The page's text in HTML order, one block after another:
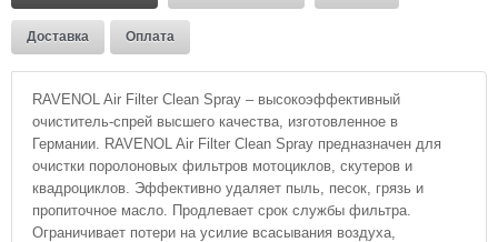
Доставка Оплата
RAVENOL Air Filter Clean Spray – высокоэффективный
очиститель-спрей высшего качества, изготовленное в
Германии. RAVENOL Air Filter Clean Spray предназначен для
очистки поролоновых фильтров мотоциклов, скутеров и
квадроциклов. Эффективно удаляет пыль, песок, грязь и
пропиточное масло. Продлевает срок службы фильтра.
Ограничивает потери на усилие всасывания воздуха,